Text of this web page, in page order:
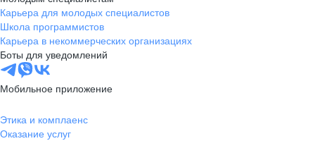
Карьера для молодых специалистов
Школа программистов
Карьера в некоммерческих организациях
Боты для уведомлений
Мобильное приложение
Этика и комплаенс
Оказание услуг